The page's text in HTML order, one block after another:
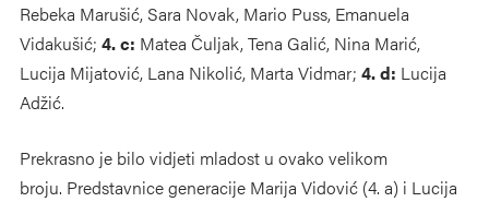
Rebeka Marušić, Sara Novak, Mario Puss, Emanuela
Vidakušić; 4. c: Matea Čuljak, Tena Galić, Nina Marić,
Lucija Mijatović, Lana Nikolić, Marta Vidmar; 4. d: Lucija
Adžić.
Prekrasno je bilo vidjeti mladost u ovako velikom
broju. Predstavnice generacije Marija Vidović (4. a) i Lucija